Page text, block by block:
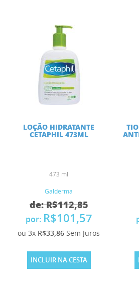
LOÇÃO HIDRATANTE
CETAPHIL 473ML
473 ml
Galderma
de: R$112,85
por: R$101,57
ou 3x R$33,86 Sem Juros
INCLUIR NA CESTA